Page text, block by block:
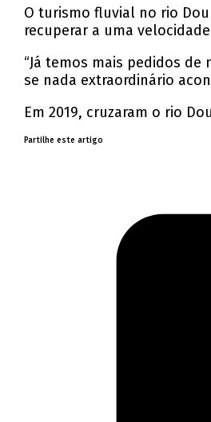
O turismo fluvial no rio
recuperar a uma
“Já temos mais pedidos
se nada extraordinário
Em 2019, cruzaram o rio
Partilhe este artigo